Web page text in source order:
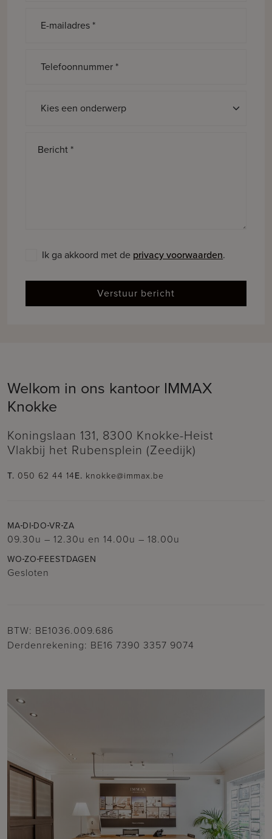
E-mailadres *
Telefoonnummer *
Bericht *
Ik ga akkoord met de privacy voorwaarden.
Verstuur bericht
Welkom in ons kantoor IMMAX
Knokke
Koningslaan 131, 8300 Knokke-Heist
Vlakbij het Rubensplein (Zeedijk)
T. 050 62 44 14E. knokke@immax.be
MA DI DO VR ZA
09.30u – 12.30u en 14.00u – 18.00u
WO ZO FEESTDAGEN
Gesloten
BTW: BE1036.009.686
Derdenrekening: BE16 7390 3357 9074